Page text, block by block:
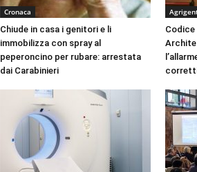
Cronaca
Chiude in casa i genitori e li
immobilizza con spray al
peperoncino per rubare: arrestata
dai Carabinieri
Codice